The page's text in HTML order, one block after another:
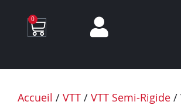
0
Accueil / VTT / VTT Semi-Rigide /